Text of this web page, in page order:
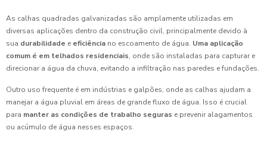
As calhas quadradas galvanizadas são amplamente utilizadas em
diversas aplicações dentro da construção civil, principalmente devido à
sua durabilidade e eficiência no escoamento de água. Uma aplicação
comum é em telhados residenciais, onde são instaladas para capturar e
direcionar a água da chuva, evitando a infiltração nas paredes e fundações.
Outro uso frequente é em indústrias e galpões, onde as calhas ajudam a
manejar a água pluvial em áreas de grande fluxo de água. Isso é crucial
para manter as condições de trabalho seguras e prevenir alagamentos
ou acúmulo de água nesses espaços.